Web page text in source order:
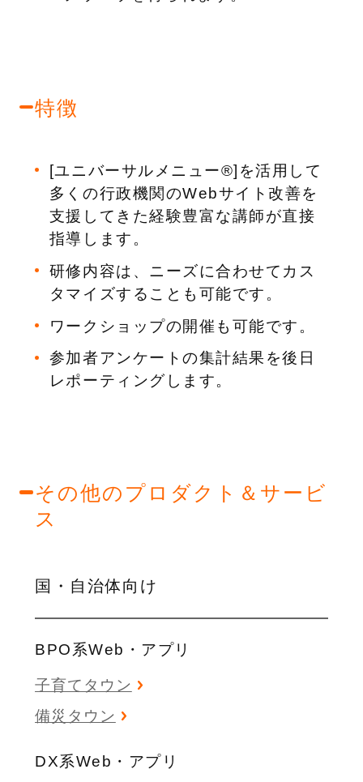
特徴
[ユニバーサルメニュー®]を活用して
多くの行政機関のWebサイト改善を
支援してきた経験豊富な講師が直接
指導します。
研修内容は、ニーズに合わせてカス
タマイズすることも可能です。
ワークショップの開催も可能です。
参加者アンケートの集計結果を後日
レポーティングします。
その他のプロダクト＆サービ
ス
国・自治体向け
BPO系Web・アプリ
子育てタウン
備災タウン
DX系Web・アプリ